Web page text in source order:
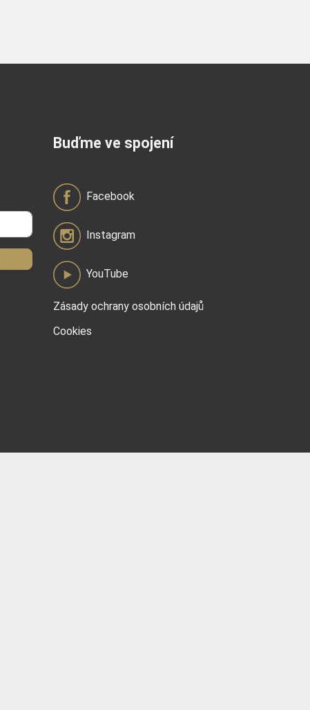
Buďme ve spojení
Facebook
Instagram
YouTube
Zásady ochrany osobních údajů
Cookies